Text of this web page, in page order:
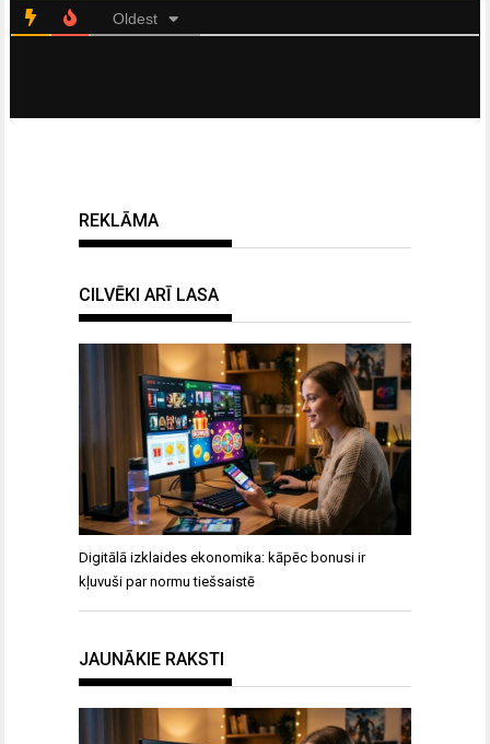
Oldest
REKLĀMA
CILVĒKI ARĪ LASA
Digitālā izklaides ekonomika: kāpēc bonusi ir
kļuvuši par normu tiešsaistē
JAUNĀKIE RAKSTI